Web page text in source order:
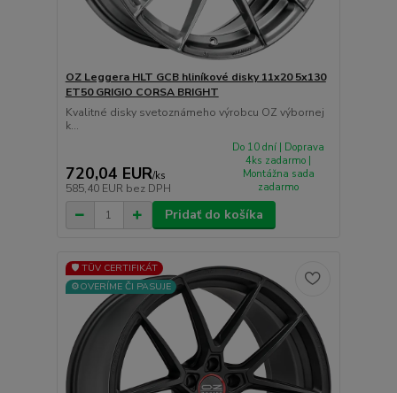
OZ Leggera HLT GCB hliníkové disky 11x20 5x130
ET50 GRIGIO CORSA BRIGHT
Kvalitné disky svetoznámeho výrobcu OZ výbornej
k...
720,04 EUR/ks
585,40 EUR bez DPH
Do 10 dní | Doprava
4ks zadarmo |
Montážna sada
zadarmo
Pridať do košíka
🛡️ TÜV CERTIFIKÁT
⚙️OVERÍME ČI PASUJE